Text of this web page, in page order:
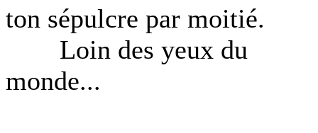
ton sépulcre par moitié.
Loin des yeux du
monde...